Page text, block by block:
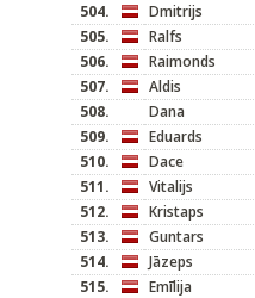
504.
Dmitrijs
505.
Ralfs
506.
Raimonds
507.
Aldis
508.
Dana
509.
Eduards
510.
Dace
511.
Vitalijs
512.
Kristaps
513.
Guntars
514.
Jāzeps
515.
Emīlija